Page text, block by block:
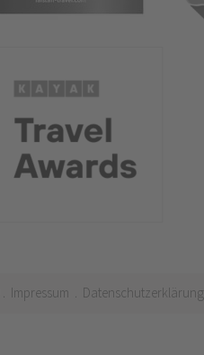
. Impressum . Datenschutzerklärung